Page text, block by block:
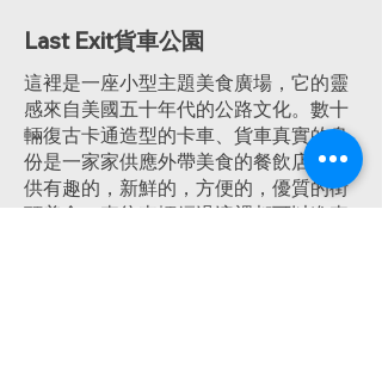
Last Exit貨車公園
這裡是一座小型主題美食廣場，它的靈
感來自美國五十年代的公路文化。數十
輛復古卡通造型的卡車、貨車真實的身
份是一家家供應外帶美食的餐飲店！提
供有趣的，新鮮的，方便的，優質的街
頭美食，來往車輛經過這裡都可以進來